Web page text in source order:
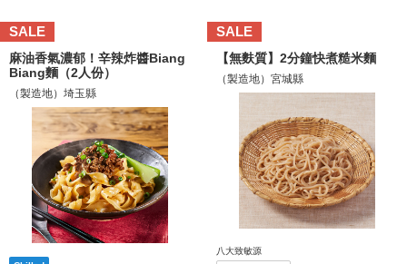
SALE
麻油香氣濃郁！辛辣炸醬Biang
Biang麵（2人份）
（製造地）埼玉縣
SALE
【無麩質】2分鐘快煮糙米麵
（製造地）宮城縣
八大致敏源